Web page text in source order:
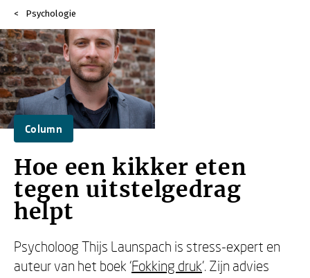
Psychologie
Column
Hoe een kikker eten
tegen uitstelgedrag
helpt
Psycholoog Thijs Launspach is stress-expert en
auteur van het boek ‘Fokking druk'. Zijn advies